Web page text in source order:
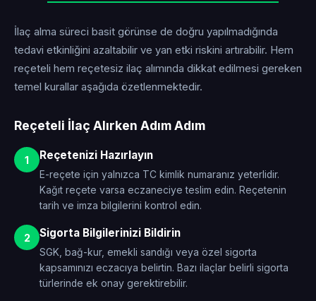
İlaç alma süreci basit görünse de doğru yapılmadığında
tedavi etkinliğini azaltabilir ve yan etki riskini artırabilir. Hem
reçeteli hem reçetesiz ilaç alımında dikkat edilmesi gereken
temel kurallar aşağıda özetlenmektedir.
Reçeteli İlaç Alırken Adım Adım
1 Reçetenizi Hazırlayın
E-reçete için yalnızca TC kimlik numaranız yeterlidir.
Kağıt reçete varsa eczaneciye teslim edin. Reçetenin
tarih ve imza bilgilerini kontrol edin.
2 Sigorta Bilgilerinizi Bildirin
SGK, bağ-kur, emekli sandığı veya özel sigorta
kapsamınızı eczacıya belirtin. Bazı ilaçlar belirli sigorta
türlerinde ek onay gerektirebilir.